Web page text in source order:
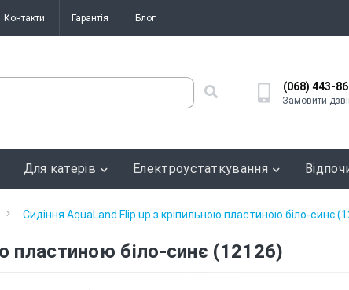
Контакти Гарантія Блог
(068) 443-
Замовити
Для катерів Електроустаткування
Сидіння AquaLand Flip up з кріпильною пластиною біло-синє
пластиною біло-синє (12126)